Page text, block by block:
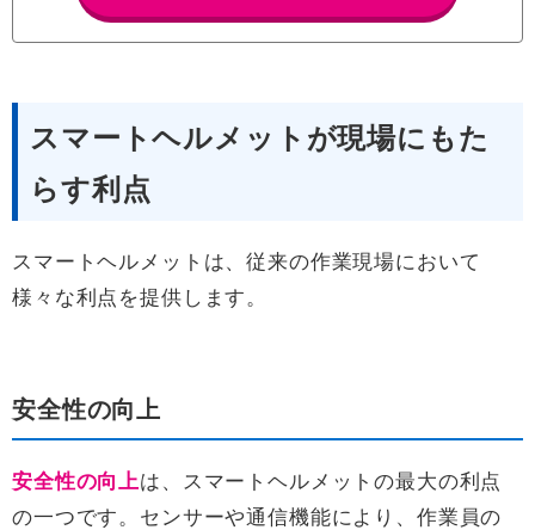
スマートヘルメットが現場にもた
らす利点
スマートヘルメットは、従来の作業現場において
様々な利点を提供します。
安全性の向上
安全性の向上は、スマートヘルメットの最大の利点
の一つです。センサーや通信機能により、作業員の